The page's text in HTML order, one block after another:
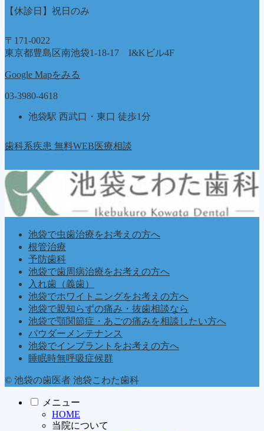
【休診日】祝日のみ
〒171-0022
東京都豊島区南池袋1-18-17 I&Kビル4F
Google Mapをみる
03-3980-4618
池袋駅 西武口・東口 徒歩1分
歯科系疾患 無料WEB医療相談
池袋で虫歯治療をお考えの方へ
根管治療
予防歯科
池袋で歯周病治療をお考えの方へ
入れ歯（義歯）
池袋でホワイトニングをお考えの方へ
池袋で親知らずの痛み・抜歯相談なら
池袋で顎関節症・あごの痛みを相談したい方へ
パウダーメンテナンス
池袋でインプラントをお考えの方へ
睡眠時無呼吸症候群
© 池袋の歯医者 池袋こわた歯科
メニュー
HOME
当院について